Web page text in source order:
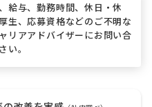
給与、勤務時間、休日・休
生、応募資格などのご不明な
リアアドバイザーにお問い合
い。